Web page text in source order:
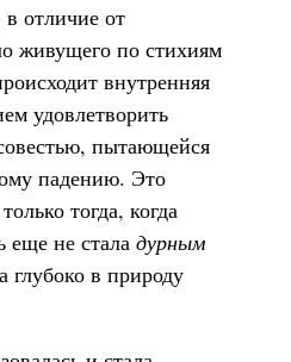
отличие от
живущего по стихиям
внутренняя
удовлетворить
пытающейся
падению. Это
тогда, когда
еще не стала дурным
глубоко в природу